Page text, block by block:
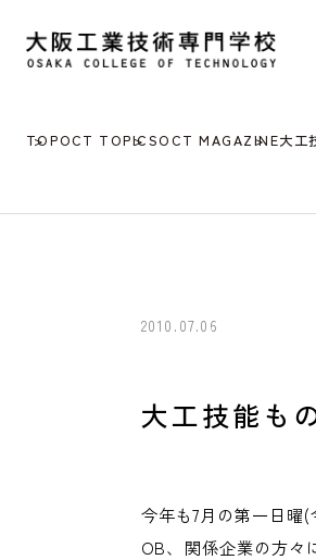
TOPOCT TOPICSOCT MAGAZINE大工
2010.07.06
大工技能も
今年も7月の第一日曜
OB、関係企業の方々